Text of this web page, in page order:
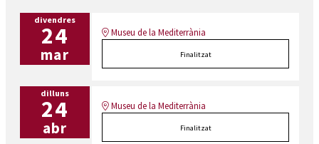
divendres
24
mar
Museu de la Mediterrània
Finalitzat
dilluns
24
abr
Museu de la Mediterrània
Finalitzat